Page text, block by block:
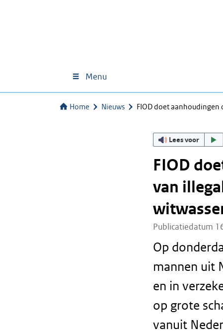
Menu
Home Nieuws FIOD doet
Lees voor
FIOD
van
Publicatiedatum
Op
mannen uit
en in
op grote
vanuit